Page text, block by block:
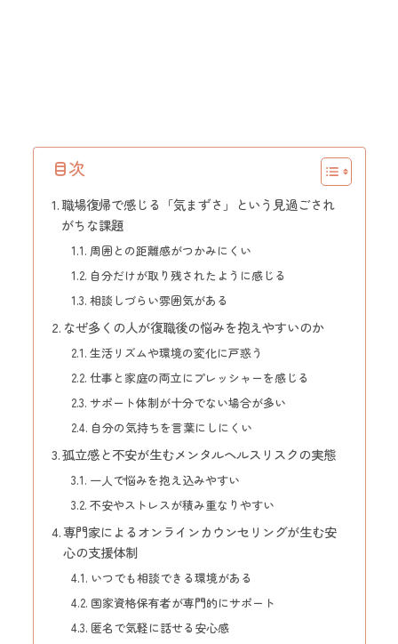
目次
職場復帰で感じる「気まずさ」という見過ごされ
がちな課題
周囲との距離感がつかみにくい
自分だけが取り残されたように感じる
相談しづらい雰囲気がある
なぜ多くの人が復職後の悩みを抱えやすいのか
生活リズムや環境の変化に戸惑う
仕事と家庭の両立にプレッシャーを感じる
サポート体制が十分でない場合が多い
自分の気持ちを言葉にしにくい
孤立感と不安が生むメンタルヘルスリスクの実態
一人で悩みを抱え込みやすい
不安やストレスが積み重なりやすい
専門家によるオンラインカウンセリングが生む安
心の支援体制
いつでも相談できる環境がある
国家資格保有者が専門的にサポート
匿名で気軽に話せる安心感